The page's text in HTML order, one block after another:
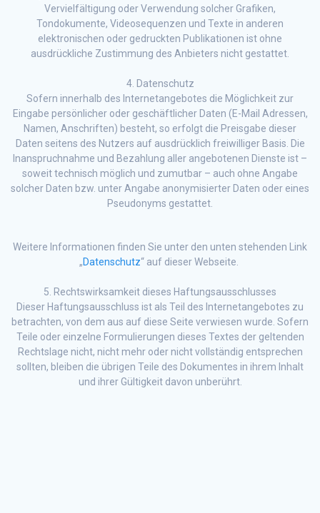
Vervielfältigung oder Verwendung solcher Grafiken,
Tondokumente, Videosequenzen und Texte in anderen
elektronischen oder gedruckten Publikationen ist ohne
ausdrückliche Zustimmung des Anbieters nicht gestattet.
4. Datenschutz
Sofern innerhalb des Internetangebotes die Möglichkeit zur
Eingabe persönlicher oder geschäftlicher Daten (E-Mail Adressen,
Namen, Anschriften) besteht, so erfolgt die Preisgabe dieser
Daten seitens des Nutzers auf ausdrücklich freiwilliger Basis. Die
Inanspruchnahme und Bezahlung aller angebotenen Dienste ist –
soweit technisch möglich und zumutbar – auch ohne Angabe
solcher Daten bzw. unter Angabe anonymisierter Daten oder eines
Pseudonyms gestattet.
Weitere Informationen finden Sie unter den unten stehenden Link
„Datenschutz“ auf dieser Webseite.
5. Rechtswirksamkeit dieses Haftungsausschlusses
Dieser Haftungsausschluss ist als Teil des Internetangebotes zu
betrachten, von dem aus auf diese Seite verwiesen wurde. Sofern
Teile oder einzelne Formulierungen dieses Textes der geltenden
Rechtslage nicht, nicht mehr oder nicht vollständig entsprechen
sollten, bleiben die übrigen Teile des Dokumentes in ihrem Inhalt
und ihrer Gültigkeit davon unberührt.